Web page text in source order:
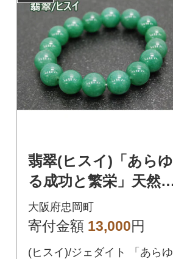
翡翠(ヒスイ)「あらゆ
る成功と繁栄」天然
石/半貴石 ブレスレッ
ト
大阪府忠岡町
寄付金額 13,000円
(ヒスイ)/ジェダイト 「あらゆ